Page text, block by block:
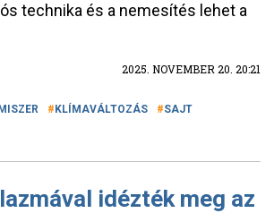
technika és a nemesítés lehet a
2025. NOVEMBER 20. 20:21
KLÍMAVÁLTOZÁS
SAJT
idézték meg az